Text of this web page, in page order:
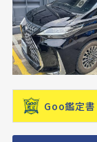
Goo鑑定書